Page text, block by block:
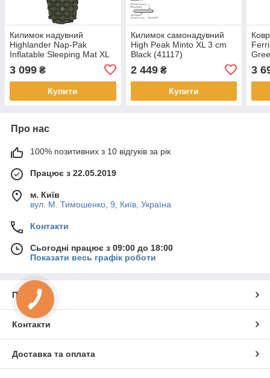
Килимок надувний
Highlander Nap-Pak
Inflatable Sleeping Mat XL
3 099 ₴
Купити
Килимок самонадувний
High Peak Minto XL 3 cm
Black (41117)
2 449₴
Купити
3
Про нас
100% позитивних з 10 відгуків за рік
Працює з 22.05.2019
м. Київ
вул. М. Тимошенко, 9, Київ, Україна
Контакти
Сьогодні працює з 09:00 до 18:00
Показати весь графік роботи
Про нас
Контакти
Доставка та оплата